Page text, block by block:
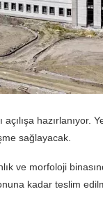
hazırlanıyor.
sağlayacak.
ve morfoloji
kadar teslim